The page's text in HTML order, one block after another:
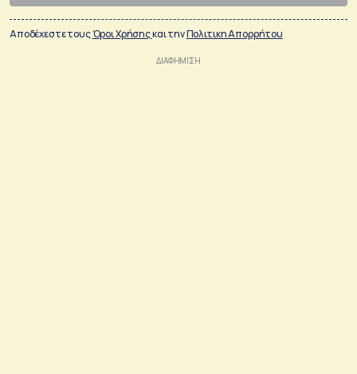
Αποδέχεστε τουςΌροι Χρήσηςκαι τηνΠολιτικη Απορρήτου